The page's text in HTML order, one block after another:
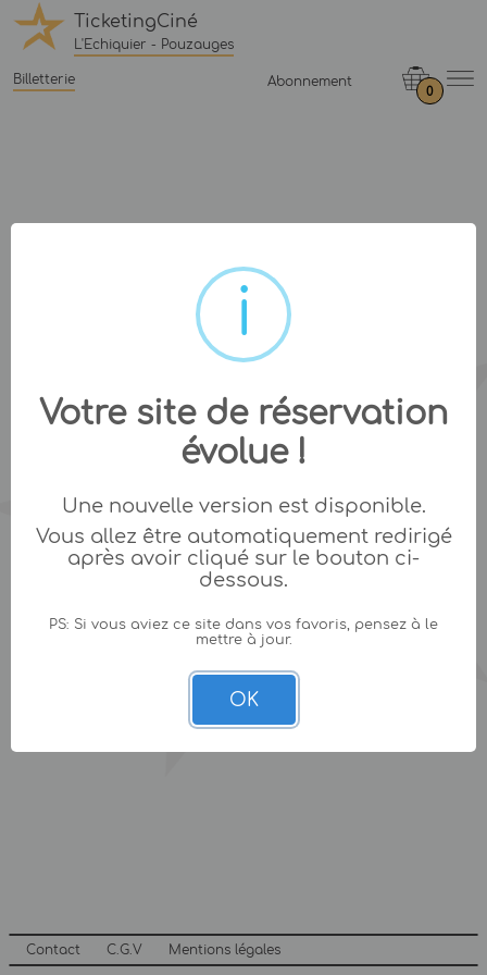
TicketingCiné
L'Echiquier - Pouzauges
Billetterie Abonnement
0
Contact C.G.V Mentions légales
Votre site de réservation
évolue !
Une nouvelle version est disponible.
Vous allez être automatiquement redirigé
après avoir cliqué sur le bouton ci-
dessous.
PS: Si vous aviez ce site dans vos favoris, pensez à le
mettre à jour.
OK